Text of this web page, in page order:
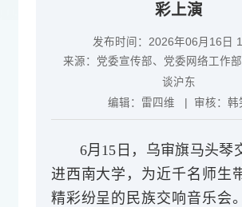
彩上演
发布时间：2026年06月16日
来源： 党委宣传部、党委网络工作部
谈沪东
编辑： 雷四维 | 审核： 韩
6月15日，乌审旗马头琴
进西南大学，为近千名师生
精彩纷呈的民族交响音乐会